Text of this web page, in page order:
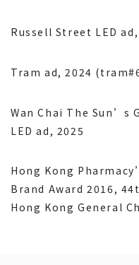
Russell Street LED
Tram ad, 2024
Wan Chai The Sun’s
LED ad, 2025
Hong Kong
Brand Award 2016,
Hong Kong General